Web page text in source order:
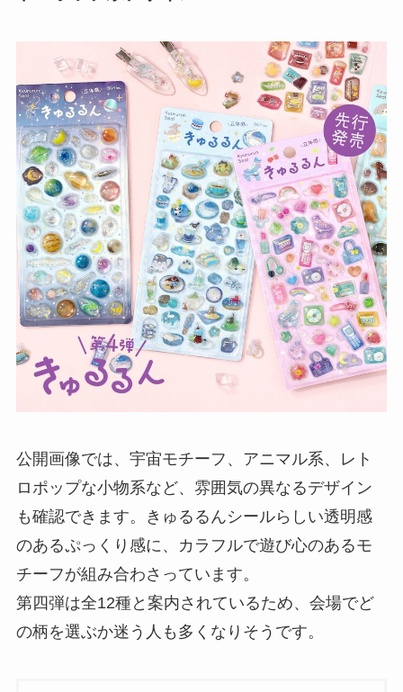
公開画像では、宇宙モチーフ、アニマル系、レト
ロポップな小物系など、雰囲気の異なるデザイン
も確認できます。きゅるるんシールらしい透明感
のあるぷっくり感に、カラフルで遊び心のあるモ
チーフが組み合わさっています。
第四弾は全12種と案内されているため、会場でど
の柄を選ぶか迷う人も多くなりそうです。